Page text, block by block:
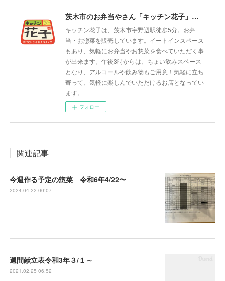
茨木市のお弁当やさん「キッチン花子」ちょい飲みスペース「サウス」
キッチン花子は、茨木市宇野辺駅徒歩5分。お弁
当・お惣菜を販売しています。イートインスペース
もあり、気軽にお弁当やお惣菜を食べていただく事
が出来ます。午後3時からは、ちょい飲みスペース
となり、アルコールや飲み物もご用意！気軽に立ち
寄って、気軽に楽しんでいただけるお店となってい
ます。
フォロー
関連記事
今週作る予定の惣菜 令和6年4/22〜
2024.04.22 00:07
週間献立表令和3年３/１～
2021.02.25 06:52